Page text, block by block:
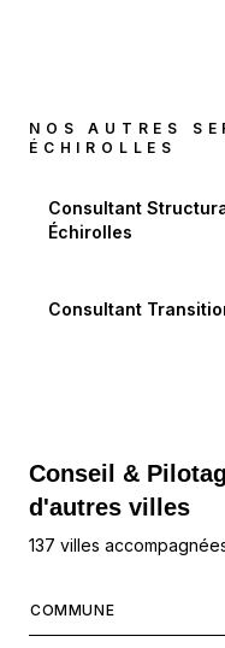
NOS AUTRES
ÉCHIROLLES
Consultant
Échirolles
Consultant
Conseil &
d'autres villes
137 villes
COMMUNE